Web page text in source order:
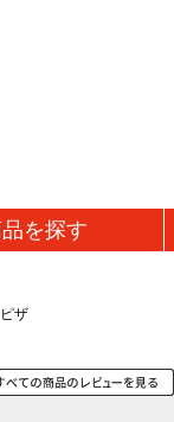
を探す
マトン)肉
ンロース肉(チルド)ジン
ザ